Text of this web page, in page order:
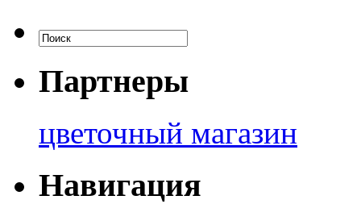
Партнеры
цветочный магазин
Навигация